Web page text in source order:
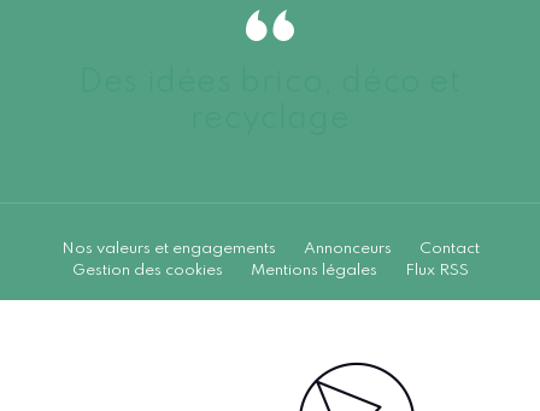
Nos valeurs et engagements Annonceurs
Contact
Gestion des cookies
Mentions légales Flux RSS